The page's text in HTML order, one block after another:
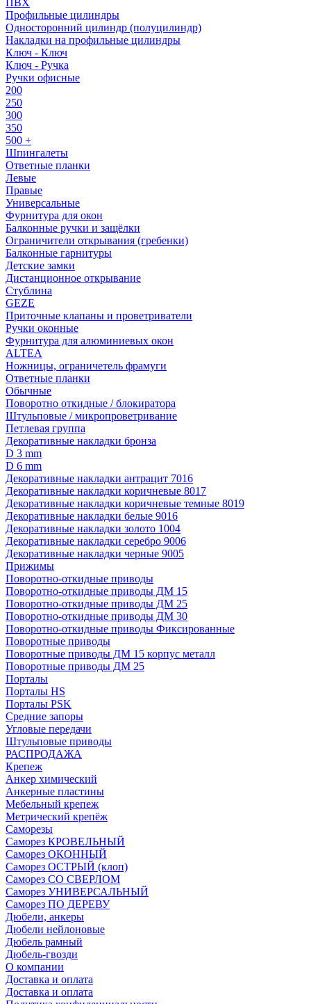
ПВХ
Профильные цилиндры
Односторонний цилиндр (полуцилиндр)
Накладки на профильные цилиндры
Ключ - Ключ
Ключ - Ручка
Ручки офисные
200
250
300
350
500 +
Шпингалеты
Ответные планки
Левые
Правые
Универсальные
Фурнитура для окон
Балконные ручки и защёлки
Ограничители открывания (гребенки)
Балконные гарнитуры
Детские замки
Дистанционное открывание
Стублина
GEZE
Приточные клапаны и проветриватели
Ручки оконные
Фурнитура для алюминиевых окон
ALTEA
Ножницы, ограничетель фрамуги
Ответные планки
Обычные
Поворотно откидные / блокиратора
Штульповые / микропроветривание
Петлевая группа
Декоративные накладки бронза
D 3 mm
D 6 mm
Декоративные накладки антрацит 7016
Декоративные накладки коричневые 8017
Декоративные накладки коричневые темные 8019
Декоративные накладки белые 9016
Декоративные накладки золото 1004
Декоративные накладки серебро 9006
Декоративные накладки черные 9005
Прижимы
Поворотно-откидные приводы
Поворотно-откидные приводы ДМ 15
Поворотно-откидные приводы ДМ 25
Поворотно-откидные приводы ДМ 30
Поворотно-откидные приводы Фиксированные
Поворотные приводы
Поворотные приводы ДМ 15 корпус металл
Поворотные приводы ДМ 25
Порталы
Порталы HS
Порталы PSK
Средние запоры
Угловые передачи
Штульповые приводы
РАСПРОДАЖА
Крепеж
Анкер химический
Анкерные пластины
Мебельный крепеж
Метрический крепёж
Саморезы
Саморез КРОВЕЛЬНЫЙ
Саморез ОКОННЫЙ
Саморез ОСТРЫЙ (клоп)
Саморез СО СВЕРЛОМ
Саморез УНИВЕРСАЛЬНЫЙ
Саморез ПО ДЕРЕВУ
Дюбели, анкеры
Дюбели нейлоновые
Дюбель рамный
Дюбель-гвозди
О компании
Доставка и оплата
Доставка и оплата